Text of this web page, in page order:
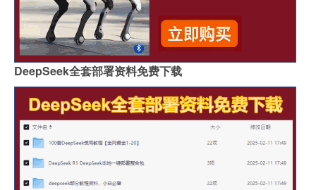
DeepSeek全套部署资料免费下载